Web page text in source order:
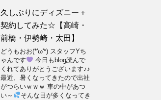
久しぶりにディズニー＋
契約してみた☆【高崎・
前橋・伊勢崎・太田】
どうもおお(*'ω'*) スタッフYち
ゃんです
今日もblog読んで
くれてありがとうございます♪♪
最近、暑くなってきたので出社
がつらいｗｗｗ 車の中があつ
い～
そんな日が多くなってき